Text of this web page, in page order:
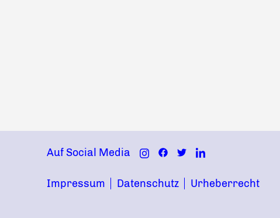
Auf Social Media
Impressum Datenschutz Urheberrecht